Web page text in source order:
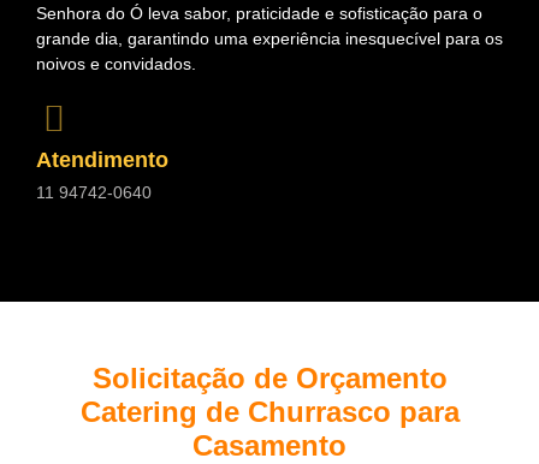
Senhora do Ó leva sabor, praticidade e sofisticação para o
grande dia, garantindo uma experiência inesquecível para os
noivos e convidados.
Atendimento
11 94742-0640
Solicitação de Orçamento
Catering de Churrasco para
Casamento